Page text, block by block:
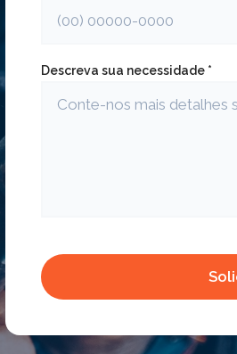
Descreva sua necessidade *